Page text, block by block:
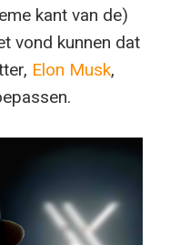
kant van de)
vond kunnen dat
Elon Musk,